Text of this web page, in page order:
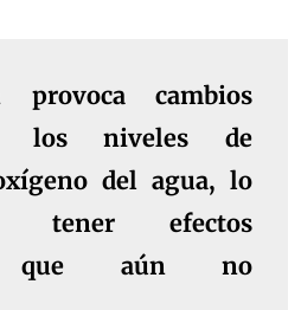
provoca cambios
los niveles de
del agua, lo
tener efectos
que aún no